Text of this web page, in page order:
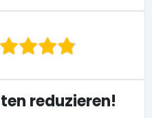
reduzieren!